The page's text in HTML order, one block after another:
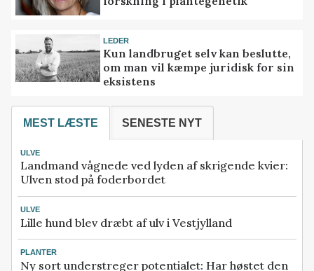
LEDER
Kun landbruget selv kan beslutte,
om man vil kæmpe juridisk for sin
eksistens
MEST LÆSTE SENESTE NYT
ULVE
Landmand vågnede ved lyden af skrigende kvier:
Ulven stod på foderbordet
ULVE
Lille hund blev dræbt af ulv i Vestjylland
PLANTER
Ny sort understreger potentialet: Har høstet den